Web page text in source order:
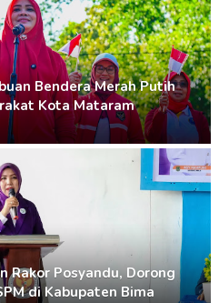
Bendera Merah Putih
Kota Mataram
Rakor Posyandu, Dorong
di Kabupaten Bima